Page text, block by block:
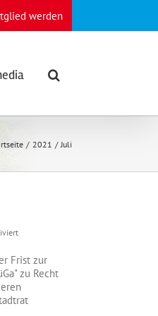
werden
2021 Juli
für
steht
zum
VHS-
Bürgerentscheid
Frist zur
zu Recht